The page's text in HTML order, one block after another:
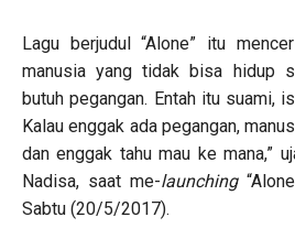
Lagu berjudul “Alone” itu
manusia yang tidak bisa hidup
butuh pegangan. Entah itu suami,
Kalau enggak ada pegangan,
dan enggak tahu mau ke mana,”
Nadisa, saat me-launching
Sabtu (20/5/2017).